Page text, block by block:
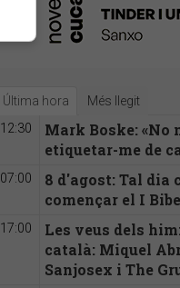
Última hora Més llegit
12:30
Mark Boske: «No
etiquetar-me de
07:00
8 d'agost: Tal dia
començar el I
17:00
Les veus dels
català: Miquel
Sanjosex i The